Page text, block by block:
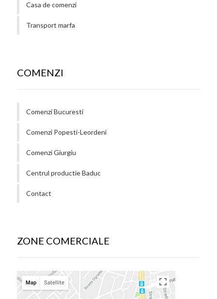
Casa de comenzi
Transport marfa
COMENZI
Comenzi Bucuresti
Comenzi Popesti-Leordeni
Comenzi Giurgiu
Centrul productie Baduc
Contact
ZONE COMERCIALE